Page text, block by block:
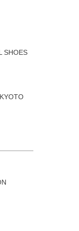
SHOES